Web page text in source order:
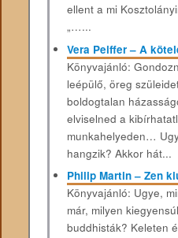
ellent a mi
„…...
Vera Peiffer – A
Könyvajánló:
leépülő, öreg
boldogtalan
elviselned a
munkahelyeden…
hangzik? Akkor hát...
Philip Martin – Zen
Könyvajánló: Ugye,
már, milyen
buddhisták? Keleten